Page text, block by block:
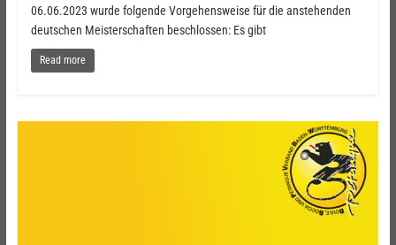
06.06.2023 wurde folgende Vorgehensweise für die anstehenden
deutschen Meisterschaften beschlossen: Es gibt
Read more